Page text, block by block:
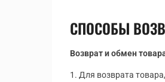
СПОСОБЫ
Возврат и обмен
1. Для возврата